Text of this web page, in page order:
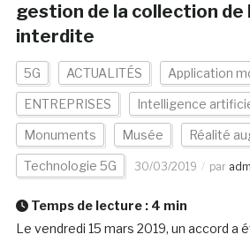
gestion de la collection de
interdite
5G ACTUALITÉS Application
ENTREPRISES Intelligence
Monuments Musée Réalité
Technologie 5G 30/03/2019 par
Temps de lecture : 4 min
Le vendredi 15 mars 2019, un accord a